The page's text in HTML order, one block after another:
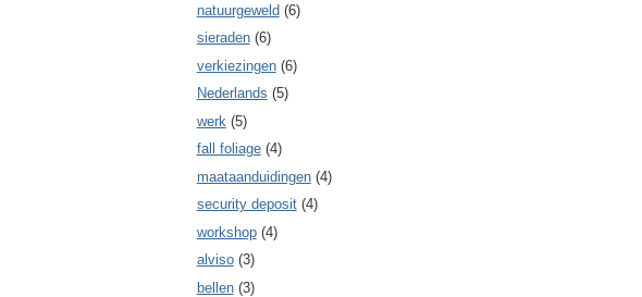
natuurgeweld (6)
sieraden (6)
verkiezingen (6)
Nederlands (5)
werk (5)
fall foliage (4)
maataanduidingen (4)
security deposit (4)
workshop (4)
alviso (3)
bellen (3)